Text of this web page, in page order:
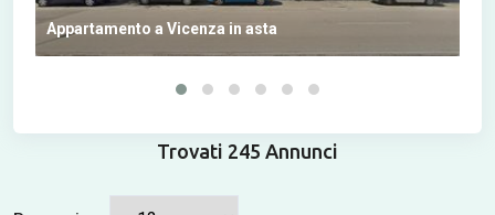
Appartamento a Vicenza in asta
Trovati 245 Annunci